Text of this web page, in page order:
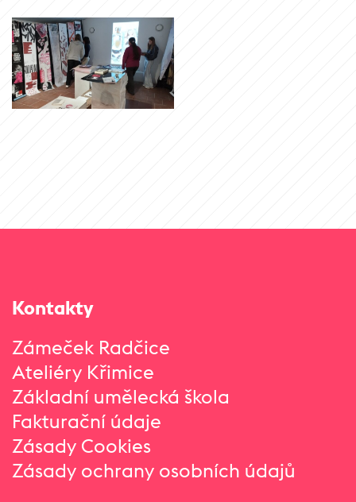
Kontakty
Zámeček Radčice
Ateliéry Křimice
Základní umělecká škola
Fakturační údaje
Zásady Cookies
Zásady ochrany osobních údajů